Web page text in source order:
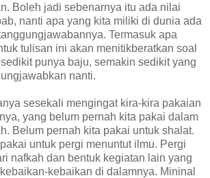
Boleh jadi sebenarnya itu ada nilai
nanti apa yang kita miliki di dunia ada
Termasuk apa
tulisan ini akan menitikberatkan soal
punya baju, semakin sedikit yang
nanti.
sesekali mengingat kira-kira pakaian
yang belum pernah kita pakai dalam
Belum pernah kita pakai untuk shalat.
untuk pergi menuntut ilmu. Pergi
nafkah dan bentuk kegiatan lain yang
kebaikan di dalamnya. Mininal